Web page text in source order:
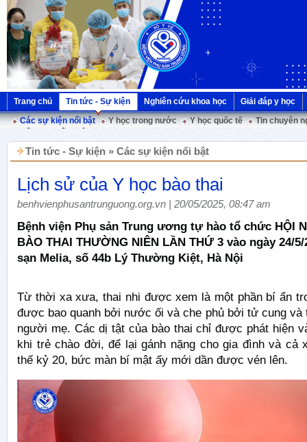
Trang chủ Tin tức - Sự kiện Nghiên cứu khoa học
Giải đáp y học
Các sự kiện nổi bật
Y học trong nước Y học quốc tế
Tin chuyên
Tin tức - Sự kiện » Các sự kiện nổi bật
Lịch sử của Y học bào thai
benhvienphusantrunguong.org.vn | 20/05/2025, 08:47 am
Bệnh viện Phụ sản Trung ương tự hào tổ chức HỘI
BÀO THAI THƯỜNG NIÊN LẦN THỨ 3 vào ngày 24/
sạn Melia, số 44b Lý Thường Kiệt, Hà Nội
Từ thời xa xưa, thai nhi được xem là một phần bí ẩn
được bao quanh bởi nước ối và che phủ bởi tử cung và
người mẹ. Các dị tật của bào thai chỉ được phát hiện
khi trẻ chào đời, để lại gánh nặng cho gia đình và cả
thế kỷ 20, bức màn bí mật ấy mới dần được vén lên.